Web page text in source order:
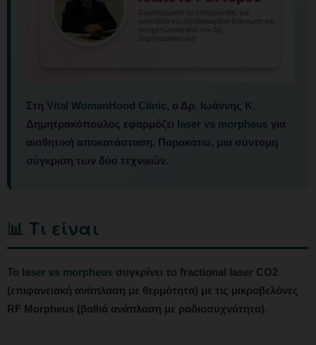
Στη Vital WomanHood Clinic, ο Δρ. Ιωάννης Κ.
Δημητρακόπουλος εφαρμόζει laser vs morpheus για
αισθητική αποκατάσταση. Παρακάτω, μια σύντομη
σύγκριση των δύο τεχνικών.
📊 Τι είναι
Το laser vs morpheus συγκρίνει το fractional laser CO2
(επιφανειακή ανάπλαση με θερμότητα) με τις μικροβελόνες
RF Morpheus (βαθιά ανάπλαση με ραδιοσυχνότητα).